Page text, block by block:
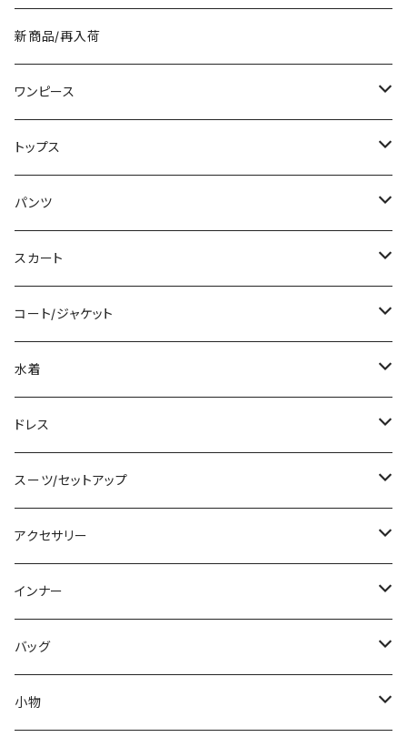
スカート ミニスカート スーツス
ュアル ビジネス 結婚式 パーテ
10代 20代 30代 40代 C-WA
新商品/再入荷
ワンピース
ミニ/ショート
ミディアム/ミモレ
ロング/マキシ
袖付き
ノースリーブ
その他
チュニック
トップス
Tシャツ/カットソー
タンクトップ/キャミソール
シャツ/ブラウス
ベアトップ/チューブトップ
カーディガン/ボレロ
ニット/セーター
パーカー
スウェット/トレーナー
その他
パンツ
ショート丈
クロップド丈
ロング丈
デニム
レギンス
その他
オールインワン
スカート
ミニ/ショート
ミディアム/ミモレ
ロング
その他
コート/ジャケット
コート
ジャケット
その他
水着
タンキニ
バンドゥビキニ
ワンピース
ラッシュガード
その他
ドレス
ミニ/ショート
ミディアム/ミモレ
ロング/マキシ
袖付き
ノースリーブ
スーツ/セットアップ
パンツスーツ
スカートスーツ
その他
アクセサリー
ネックレス
ブレスレット
ピアス
インナー
ブラ/ブラトップ/ベアトップ
ショーツ
バッグ
サブバッグ
小物